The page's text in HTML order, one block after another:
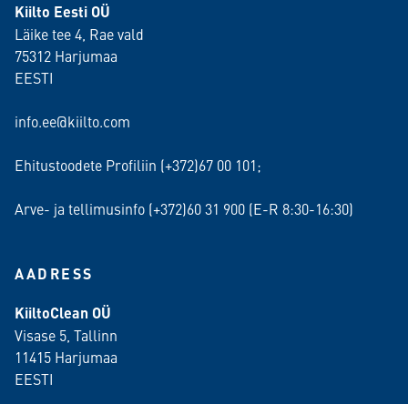
Kiilto Eesti OÜ
Läike tee 4, Rae vald
75312 Harjumaa
EESTI
info.ee@kiilto.com
Ehitustoodete Profiliin (+372)67 00 101;
Arve- ja tellimusinfo (+372)60 31 900 (E-R 8:30-16:30)
AADRESS
KiiltoClean OÜ
Visase 5, Tallinn
11415 Harjumaa
EESTI